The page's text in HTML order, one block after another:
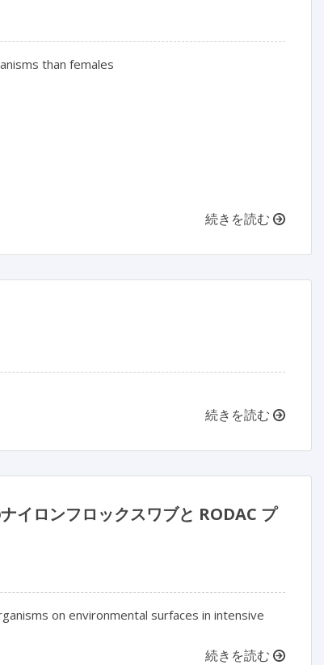
than females
続きを読む
続きを読む
イロンフロックスワブと RODAC プ
on environmental surfaces in intensive
続きを読む